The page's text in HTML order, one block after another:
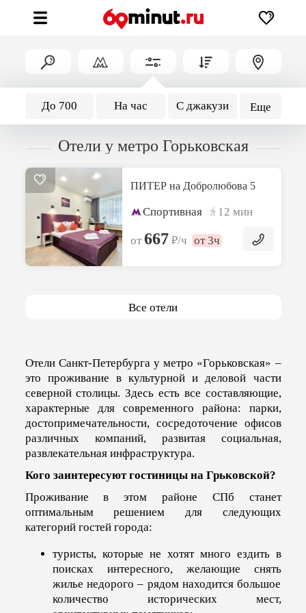
До 700 На час С джакузи Еще
Отели у метро Горьковская
ПИТЕР на Добролюбова 5
Спортивная 12 мин
от 667₽/ч от 3ч
Все отели
Отели Санкт-Петербурга у метро «Горьковская» –
это проживание в культурной и деловой части
северной столицы. Здесь есть все составляющие,
характерные для современного района: парки,
достопримечательности, сосредоточение офисов
различных компаний, развитая социальная,
развлекательная инфраструктура.
Кого заинтересуют гостиницы на Грьковской?
Проживание в этом районе СПб станет
оптимальным решением для следующих
категорий гостей города:
туристы, которые не хотят много ездить в
поисках интересного, желающие снять
жилье недорого – рядом находится большое
количество исторических мест,